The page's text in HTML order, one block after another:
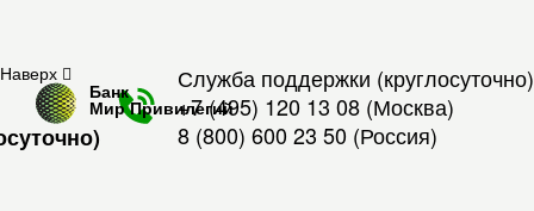
Служба поддержки (круглосуточно)
+7 (495) 120 13 08 (Москва)
8 (800) 600 23 50 (Россия)
Наверх
Банк
Мир Привилегий